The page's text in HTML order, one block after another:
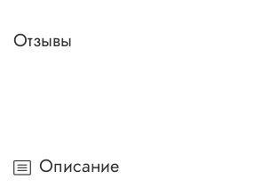
Отзывы
Описание